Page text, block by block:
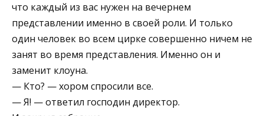
что каждый из вас нужен на вечернем
представлении именно в своей роли. И только
один человек во всем цирке совершенно ничем не
занят во время представления. Именно он и
заменит клоуна.
— Кто? — хором спросили все.
— Я! — ответил господин директор.